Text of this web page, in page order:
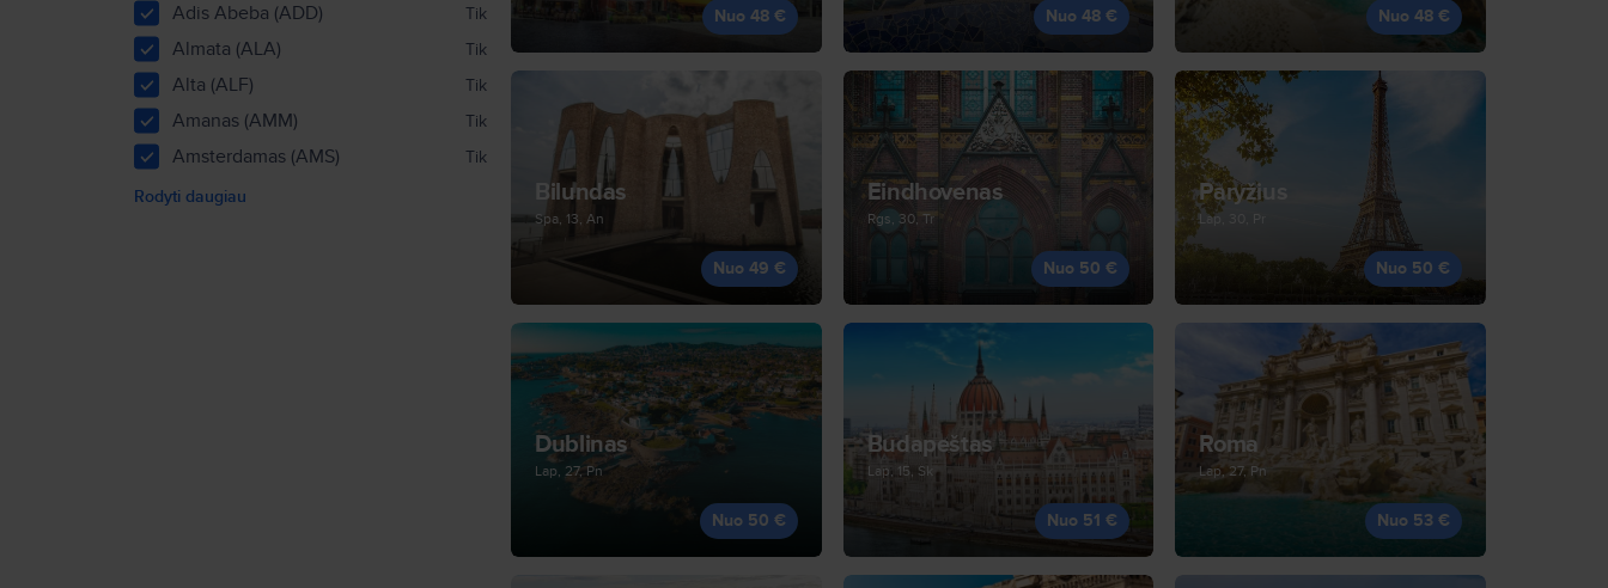
Adis Abeba (ADD) Tik
Almata (ALA) Tik
Alta (ALF) Tik
Amanas (AMM) Tik
Amsterdamas (AMS)
Tik
Rodyti daugiau
Nuo 48 € Nuo 48 € Nuo 48 €
Bilundas
Spa, 13, An
Nuo 49 €
Eindhovenas
Rgs, 30, Tr
Nuo 50 €
Paryžius
Lap, 30, Pr
Nuo 50 €
Dublinas
Lap, 27, Pn
Nuo 50 €
Budapeštas
Lap, 15, Sk
Nuo 51 €
Roma
Lap, 27, Pn
Nuo 53 €